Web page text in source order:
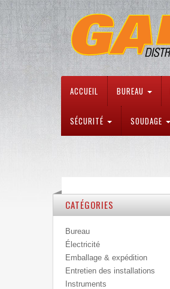
ACCUEIL BUREAU
SÉCURITÉ SOUDAGE
CATÉGORIES
Bureau
Électricité
Emballage & expédition
Entretien des installations
Instruments